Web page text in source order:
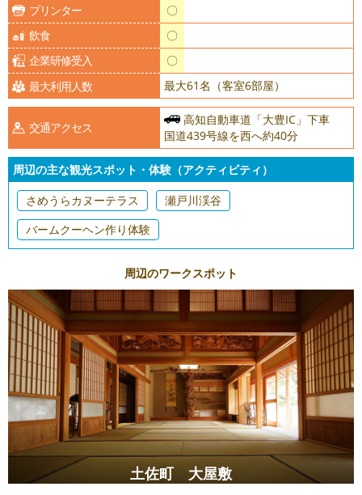
プリンター
〇
飲食
〇
企業研修受入
〇
最大利用人数
最大61名（客室6部屋）
交通アクセス
高知自動車道「大豊IC」下車
国道439号線を西へ約40分
周辺の主な観光スポット・体験（アクティビティ）
さめうらカヌーテラス
瀬戸川渓谷
バームクーヘン作り体験
周辺のワークスポット
土佐町 大屋敷